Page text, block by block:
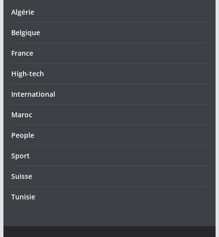
Algérie
Belgique
France
High-tech
International
Maroc
People
Sport
Suisse
Tunisie